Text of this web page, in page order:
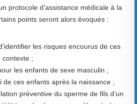
protocole d’assistance médicale à la
points seront alors évoqués :
les risques encourus de ces
contexte ;
les enfants de sexe masculin ;
de ces enfants après la naissance ;
préventive du sperme de fils d’un